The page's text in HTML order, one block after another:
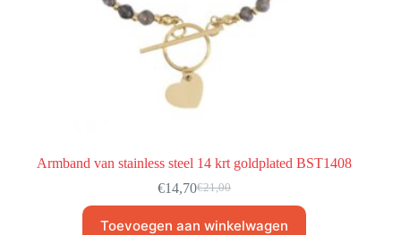
Armband van stainless steel 14 krt goldplated BST1408
€21,00
€14,70
Toevoegen aan winkelwagen